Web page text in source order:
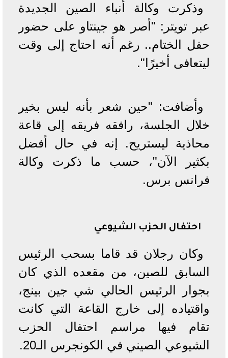
وذكرت وكالة أنباء الصين الجديدة
عبر تويتر: "أصر هو جينتاو على حضور
حفل الختام.. رغم أنه احتاج إلى وقت
ليتعافى أخيرًا".
وأضافت: "حين شعر بأنه ليس بخير
خلال الجلسة، رافقه فريقه إلى قاعة
محاذية ليستريح. إنه في حال أفضل
بكثير الآن"، حسب ما ذكرت وكالة
فرانس برس.
احتفال الحزب الشيوعي
وكان رجلان قد قاما بسحب الرئيس
السابق للصين، من مقعده الذي كان
بجوار الرئيس الحالي شي جين بينج،
واقتياده إلى خارج القاعة التي كانت
تقام فيها مراسم احتفال الحزب
الشيوعي الصيني في الكونجرس الـ20.